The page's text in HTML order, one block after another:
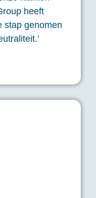
heeft
stap genomen